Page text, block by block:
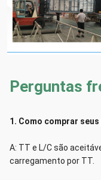
Perguntas
1. Como comprar
A: TT e L/C são
carregamento por TT.